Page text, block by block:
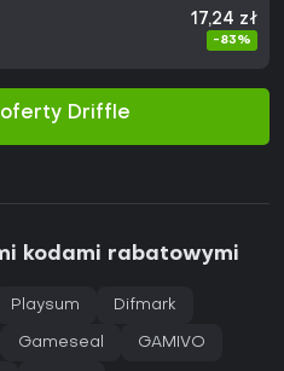
17,24 zł
-83%
Driffle
kodami rabatowymi
Playsum Difmark
Gameseal GAMIVO